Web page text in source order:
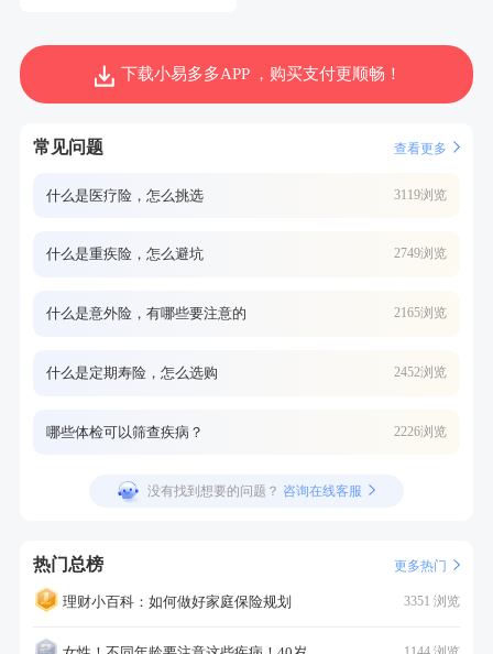
下载小易多多APP ，购买支付更顺畅！
常见问题 查看更多
什么是医疗险，怎么挑选 3119浏览
什么是重疾险，怎么避坑 2749浏览
什么是意外险，有哪些要注意的 2165浏览
什么是定期寿险，怎么选购 2452浏览
哪些体检可以筛查疾病？ 2226浏览
没有找到想要的问题？ 咨询在线客服
热门总榜 更多热门
理财小百科：如何做好家庭保险规划 3351 浏览